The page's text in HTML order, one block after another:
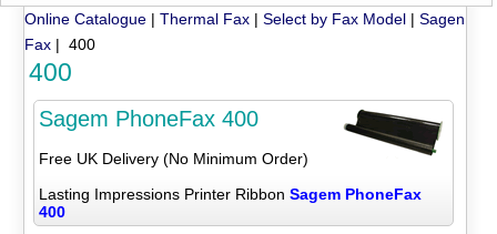
Online Catalogue |Thermal Fax |Select by Fax Model |Sagen
Fax | 400
400
Sagem PhoneFax 400
Free UK Delivery (No Minimum Order)
Lasting Impressions Printer Ribbon Sagem PhoneFax
400